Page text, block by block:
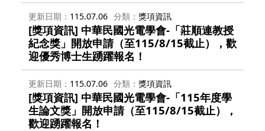
更新日期 115.07.06 分類 獎項資訊
[獎項資訊] 中華民國光電學會-「莊順連教授
紀念獎」開放申請（至115/8/15截止），歡
迎優秀博士生踴躍報名！
更新日期 115.07.06 分類 獎項資訊
[獎項資訊] 中華民國光電學會-「115年度學
生論文獎」開放申請（至115/8/15截止），
歡迎踴躍報名！